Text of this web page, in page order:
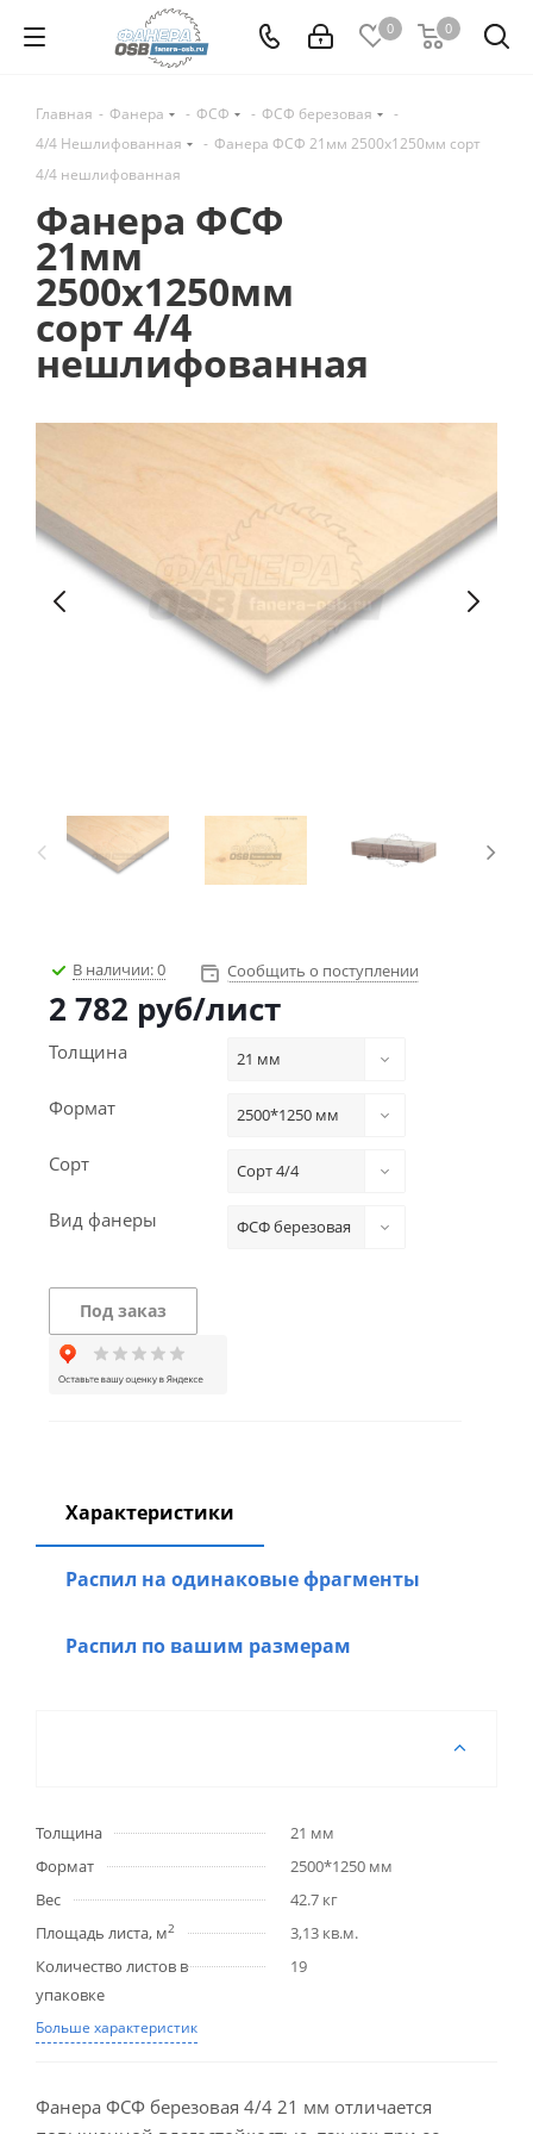
0 0
Главная - Фанера - ФСФ - ФСФ березовая
-
4/4 Нешлифованная
- Фанера ФСФ 21мм 2500х1250мм сорт
4/4 нешлифованная
Фанера ФСФ
21мм
2500х1250мм
сорт 4/4
нешлифованная
В наличии:0 Сообщить о поступлении
2 782 руб/лист
Толщина 21 мм
Формат 2500*1250 мм
Сорт Сорт 4/4
Вид фанеры ФСФ березовая
Под заказ
Характеристики
Распил на одинаковые фрагменты
Распил по вашим размерам
Толщина
21 мм
Формат
2500*1250 мм
Вес
42.7 кг
Площадь листа, м2
3,13 кв.м.
Количество листов в
упаковке
19
Больше характеристик
Фанера ФСФ березовая 4/4 21 мм отличается